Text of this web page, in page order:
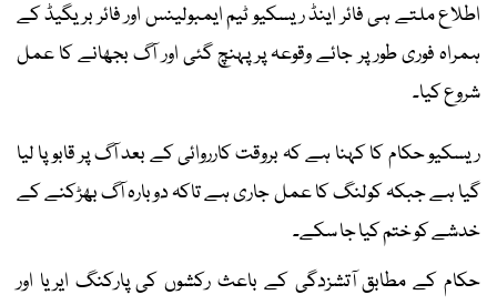
اطلاع ملتے ہی فائر اینڈ ریسکیو ٹیم ایمبولینس اور فائر بریگیڈ کے
ہمراہ فوری طور پر جائے وقوعہ پر پہنچ گئی اور آگ بجھانے کا عمل
شروع کیا۔
ریسکیو حکام کا کہنا ہے کہ بروقت کارروائی کے بعد آگ پر قابو پا لیا
گیا ہے جبکہ کولنگ کا عمل جاری ہے تاکہ دوبارہ آگ بھڑکنے کے
خدشے کو ختم کیا جا سکے۔
حکام کے مطابق آتشزدگی کے باعث رکشوں کی پارکنگ ایریا اور